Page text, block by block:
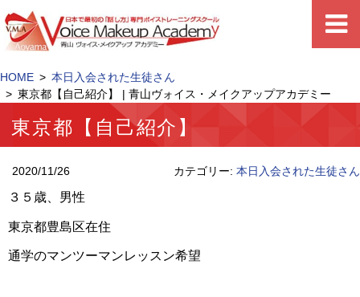
HOME
本日入会された生徒さん
東京都【自己紹介】 | 青山ヴォイス・メイクアップアカデミー
東京都【自己紹介】
2020/11/26 カテゴリー: 本日入会された生徒さん
３５歳、男性
東京都豊島区在住
通学のマンツーマンレッスン希望